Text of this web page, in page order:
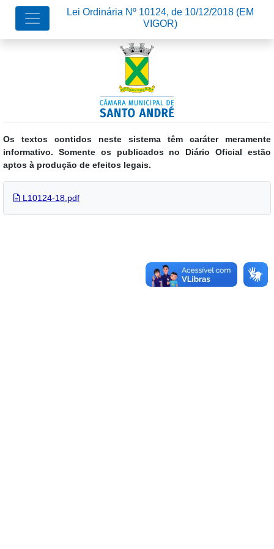
Os textos contidos neste sistema têm caráter meramente
informativo. Somente os publicados no Diário Oficial estão
aptos à produção de efeitos legais.
Lei Ordinária Nº 10124, de 10/12/2018 (EM
VIGOR)
L10124-18.pdf